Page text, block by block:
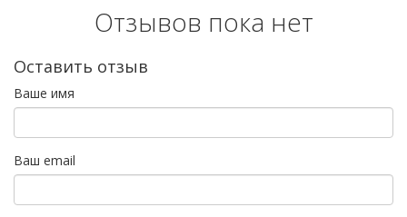
Отзывов пока нет
Оставить отзыв
Ваше имя
Ваш email